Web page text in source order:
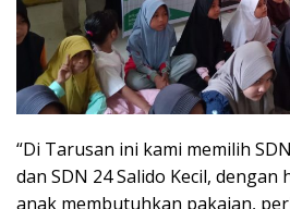
“Di Tarusan ini kami memilih
dan SDN 24 Salido Kecil,
anak membutuhkan pakaian,